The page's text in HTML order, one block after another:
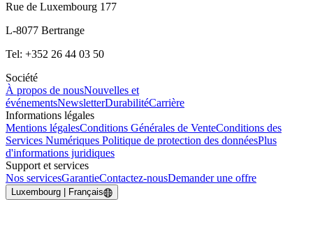
Rue de Luxembourg 177
L-8077 Bertrange
Tel: +352 26 44 03 50
Société
À propos de nousNouvelles et
événementsNewsletterDurabilitéCarrière
Informations légales
Mentions légalesConditions Générales de VenteConditions des
Services Numériques Politique de protection des donnéesPlus
d'informations juridiques
Support et services
Nos servicesGarantieContactez-nousDemander une offre
Luxembourg | Français